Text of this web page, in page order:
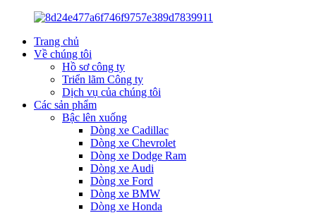
Trang chủ
Về chúng tôi
Hồ sơ công ty
Triển lãm Công ty
Dịch vụ của chúng tôi
Các sản phẩm
Bậc lên xuống
Dòng xe Cadillac
Dòng xe Chevrolet
Dòng xe Dodge Ram
Dòng xe Audi
Dòng xe Ford
Dòng xe BMW
Dòng xe Honda